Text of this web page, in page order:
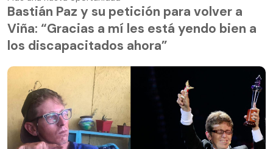
Bastián Paz y su petición para volver a
Viña: “Gracias a mí les está yendo bien a
los discapacitados ahora”